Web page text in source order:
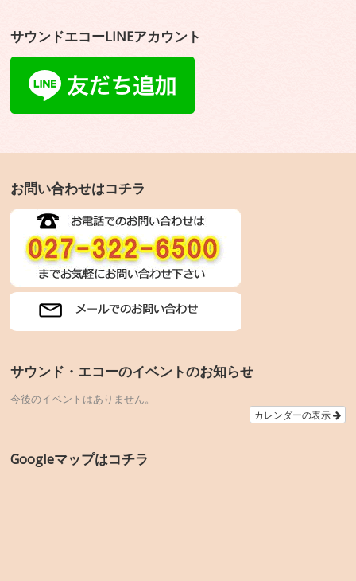
サウンドエコーLINEアカウント
お問い合わせはコチラ
サウンド・エコーのイベントのお知らせ
今後のイベントはありません。
カレンダーの表示
Googleマップはコチラ